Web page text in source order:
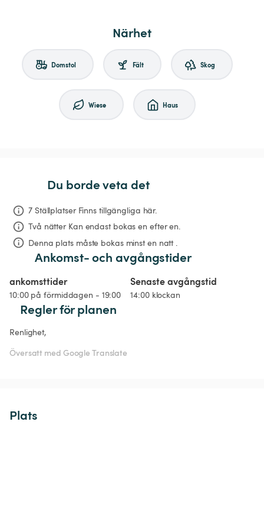
Närhet
Domstol Fält Skog
Wiese Haus
Du borde veta det
7 Ställplatser Finns tillgängliga här.
Två nätter Kan endast bokas en efter en.
Denna plats måste bokas minst en natt .
Ankomst- och avgångstider
ankomsttider
10:00 på förmiddagen - 19:00
Senaste avgångstid
14:00 klockan
Regler för planen
Renlighet,
Översatt med Google Translate
Plats